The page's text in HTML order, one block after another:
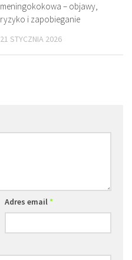
meningokokowa – objawy,
ryzyko i zapobieganie
21 STYCZNIA 2026
Adres email*